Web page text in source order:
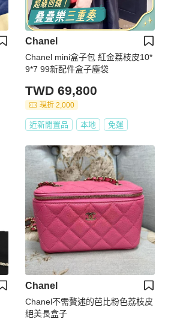
Chanel
Chanel mini盒子包 紅金荔枝皮10*
9*7 99新配件盒子塵袋
TWD 69,800
現折 2,000
近新閒置品 本地 免運
Chanel
Chanel不需贅述的芭比粉色荔枝皮
絕美長盒子